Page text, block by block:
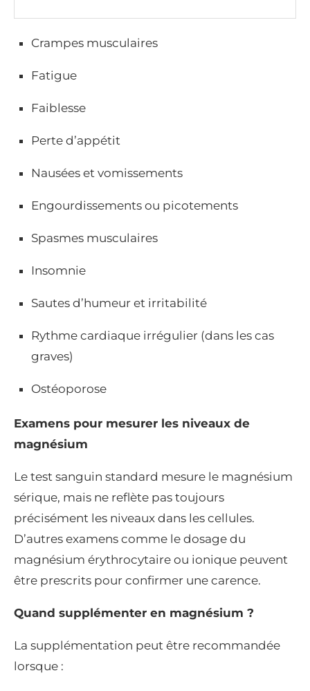
Crampes musculaires
Fatigue
Faiblesse
Perte d’appétit
Nausées et vomissements
Engourdissements ou picotements
Spasmes musculaires
Insomnie
Sautes d’humeur et irritabilité
Rythme cardiaque irrégulier (dans les cas
graves)
Ostéoporose
Examens pour mesurer les niveaux de
magnésium
Le test sanguin standard mesure le magnésium
sérique, mais ne reflète pas toujours
précisément les niveaux dans les cellules.
D’autres examens comme le dosage du
magnésium érythrocytaire ou ionique peuvent
être prescrits pour confirmer une carence.
Quand supplémenter en magnésium ?
La supplémentation peut être recommandée
lorsque :